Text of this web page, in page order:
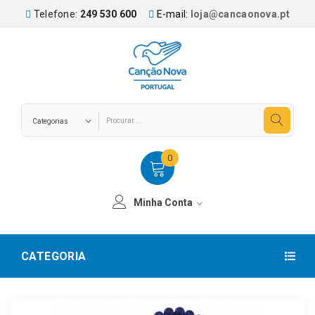
Telefone: 249 530 600 E-mail: loja@cancaonova.pt
0
Minha Conta
CATEGORIA